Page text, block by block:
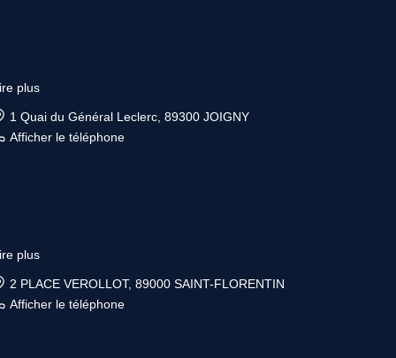
plus
1 Quai du Général Leclerc, 89300 JOIGNY
Afficher le téléphone
plus
2 PLACE VEROLLOT, 89000 SAINT-FLORENTIN
Afficher le téléphone